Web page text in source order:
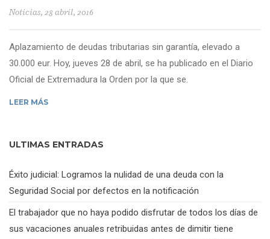
Noticias, 28 abril, 2016
Aplazamiento de deudas tributarias sin garantía, elevado a
30.000 eur. Hoy, jueves 28 de abril, se ha publicado en el Diario
Oficial de Extremadura la Orden por la que se.
LEER MÁS
ULTIMAS ENTRADAS
Éxito judicial: Logramos la nulidad de una deuda con la
Seguridad Social por defectos en la notificación
El trabajador que no haya podido disfrutar de todos los días de
sus vacaciones anuales retribuidas antes de dimitir tiene